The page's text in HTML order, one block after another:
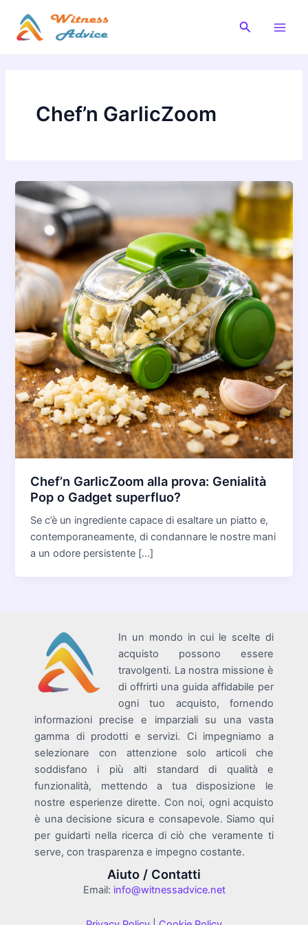
contenuto
Cerca
Chef’n GarlicZoom
Chef’n GarlicZoom alla prova: Genialità
Pop o Gadget superfluo?
Se c’è un ingrediente capace di esaltare un piatto e,
contemporaneamente, di condannare le nostre mani
a un odore persistente […]
In un mondo in cui le scelte di
acquisto possono essere
travolgenti. La nostra missione è
di offrirti una guida affidabile per
ogni tuo acquisto, fornendo
informazioni precise e imparziali su una vasta
gamma di prodotti e servizi. Ci impegniamo a
selezionare con attenzione solo articoli che
soddisfano i più alti standard di qualità e
funzionalità, mettendo a tua disposizione le
nostre esperienze dirette. Con noi, ogni acquisto
è una decisione sicura e consapevole. Siamo qui
per guidarti nella ricerca di ciò che veramente ti
serve, con trasparenza e impegno costante.
Aiuto / Contatti
Email: info@witnessadvice.net